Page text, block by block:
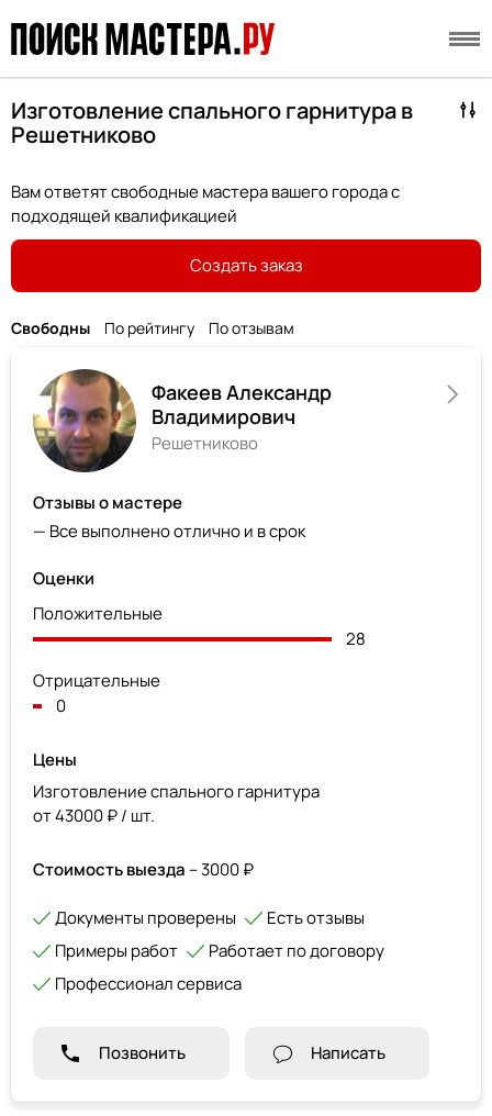
Изготовление спального гарнитура в
Решетниково
Вам ответят свободные мастера вашего города с
подходящей квалификацией
Создать заказ
Свободны По рейтингу По отзывам
Факеев Александр
Владимирович
Решетниково
Отзывы о мастере
— Все выполнено отлично и в срок
Оценки
Положительные
28
Отрицательные
0
Цены
Изготовление спального гарнитура
от 43000 ₽ / шт.
Стоимость выезда – 3000 ₽
Документы проверены
Есть отзывы
Примеры работ
Работает по договору
Профессионал сервиса
Позвонить Написать